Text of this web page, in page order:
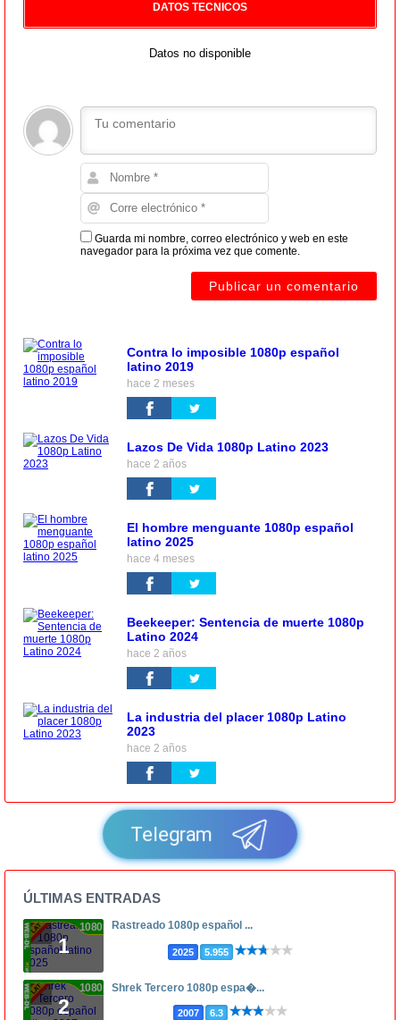
DATOS TECNICOS
Datos no disponible
Guarda mi nombre, correo electrónico y web en este
navegador para la próxima vez que comente.
Contra lo imposible 1080p español
latino 2019
hace 2 meses
Lazos De Vida 1080p Latino 2023
hace 2 años
El hombre menguante 1080p español
latino 2025
hace 4 meses
Beekeeper: Sentencia de muerte 1080p
Latino 2024
hace 2 años
La industria del placer 1080p Latino
2023
hace 2 años
Telegram
ÚLTIMAS ENTRADAS
1
1080p Rastreado 1080p español ...
2025 5.955
2
1080p Shrek Tercero 1080p espa�...
2007 6.3